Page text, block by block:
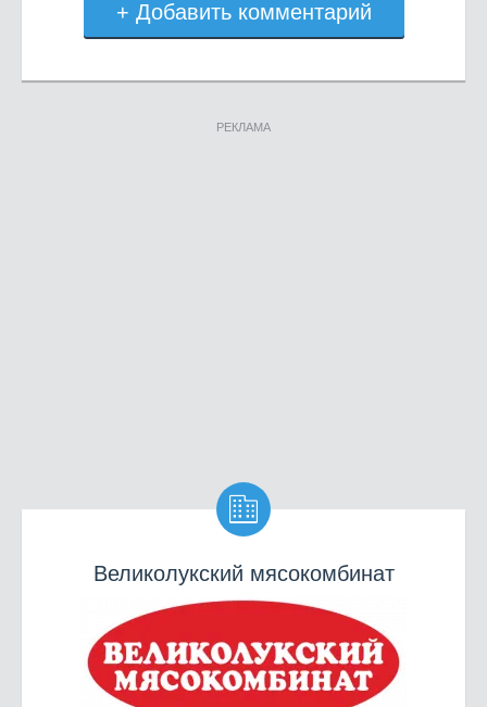
+ Добавить комментарий
РЕКЛАМА

Великолукский мясокомбинат